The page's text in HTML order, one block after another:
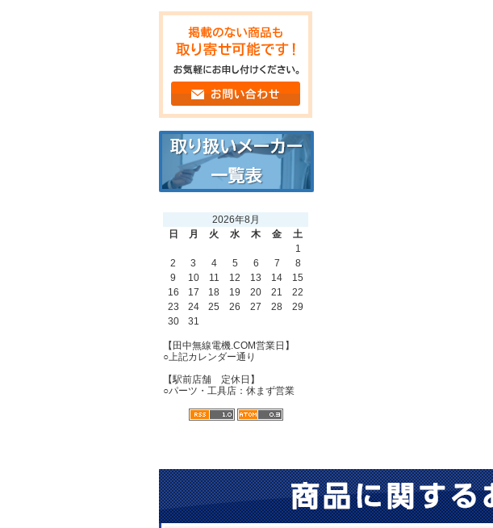
2026年8月
日
月 火 水 木 金
土
1
2
3 4 5 6 7
8
9
10 11 12 13 14
15
16
17 18 19 20 21
22
23
24 25 26 27 28
29
30
31
【田中無線電機.COM営業日】
○上記カレンダー通り
【駅前店舗 定休日】
○パーツ・工具店：休まず営業